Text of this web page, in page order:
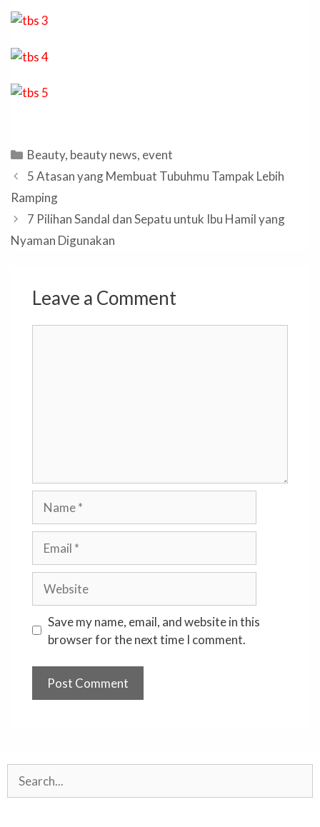
Categories
Beauty, beauty news, event
5 Atasan yang Membuat Tubuhmu Tampak Lebih
Ramping
7 Pilihan Sandal dan Sepatu untuk Ibu Hamil yang
Nyaman Digunakan
Leave a Comment
Save my name, email, and website in this
browser for the next time I comment.